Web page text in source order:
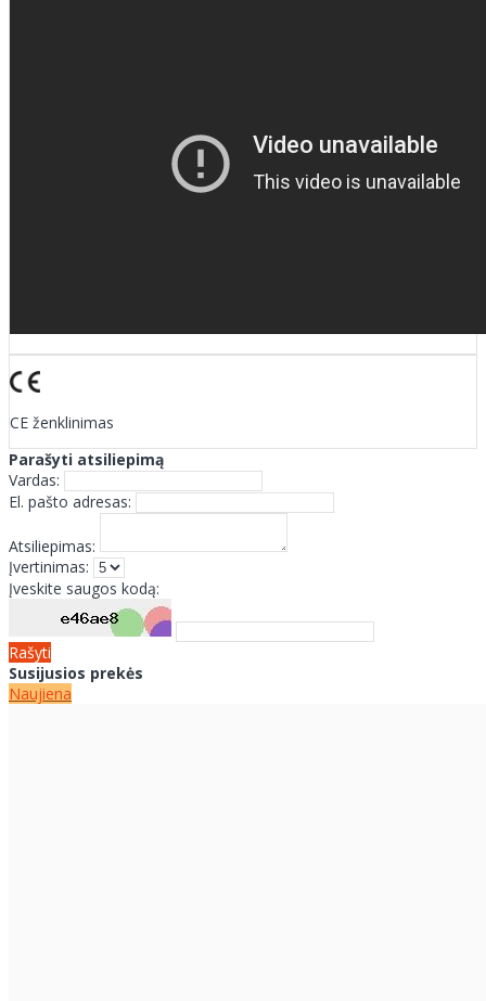
CE ženklinimas
Parašyti atsiliepimą
Vardas:
El. pašto adresas:
Atsiliepimas:
Įvertinimas:
Įveskite saugos kodą:
Rašyti
Susijusios prekės
Naujiena